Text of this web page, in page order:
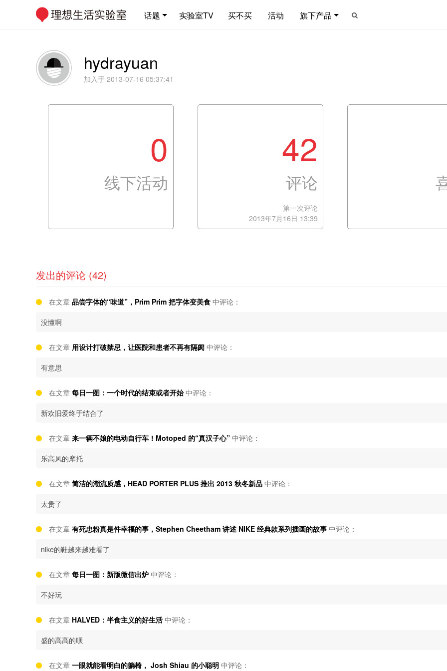
话题 实验室TV 买不买 活动 旗下产品
hydrayuan
加入于 2013-07-16 05:37:41
0
线下活动
42
评论
第一次评论
2013年7月16日 13:39
发出的评论 (42)
在文章 品尝字体的“味道”，Prim Prim 把字体变美食 中评论：
没懂啊
在文章 用设计打破禁忌，让医院和患者不再有隔阂 中评论：
有意思
在文章 每日一图：一个时代的结束或者开始中评论：
新欢旧爱终于结合了
在文章 来一辆不娘的电动自行车！Motoped 的“真汉子心” 中评论：
乐高风的摩托
在文章 简洁的潮流质感，HEAD PORTER PLUS 推出 2013 秋冬新品 中评论：
太贵了
在文章 有死忠粉真是件幸福的事，Stephen Cheetham 讲述 NIKE 经典款系列插画的故事 中评论：
nike的鞋越来越难看了
在文章 每日一图：新版微信出炉 中评论：
不好玩
在文章 HALVED：半食主义的好生活 中评论：
盛的高高的呗
在文章 一眼就能看明白的躺椅， Josh Shiau 的小聪明 中评论：